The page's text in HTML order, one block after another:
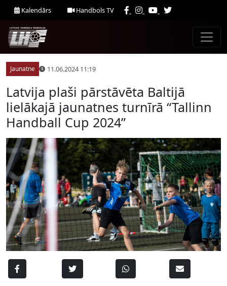
Kalendārs Handbols TV
Jaunatne 11.06.2024 11:19
Latvija plaši pārstāvēta Baltijā
lielākajā jaunatnes turnīrā “Tallinn
Handball Cup 2024”